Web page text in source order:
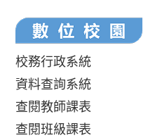
校務行政系統
資料查詢系統
查閱教師課表
查閱班級課表